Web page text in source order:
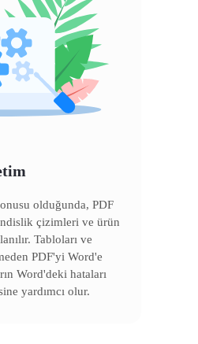
olduğunda, PDF
çizimleri ve ürün
Tabloları ve
PDF'yi Word'e
Word'deki hataları
yardımcı olur.